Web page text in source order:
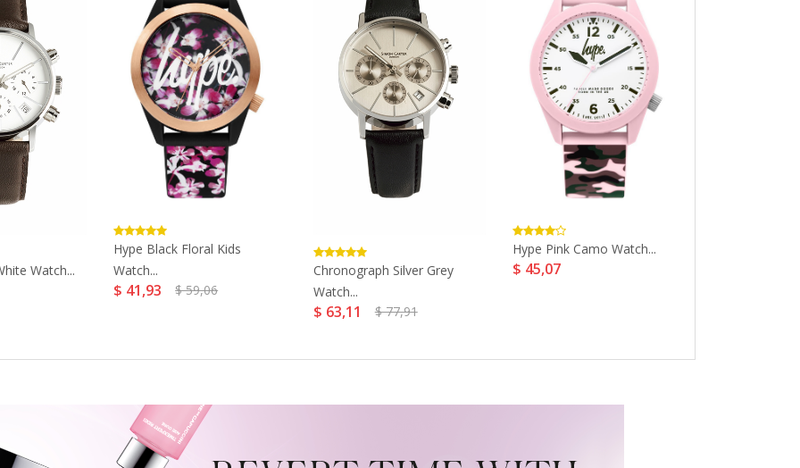
Watch...
Hype Black Floral Kids
Watch...
$ 41,93 $ 59,06
Chronograph Silver Grey
Watch...
$ 63,11 $ 77,91
Hype Pink Camo Watch...
$ 45,07